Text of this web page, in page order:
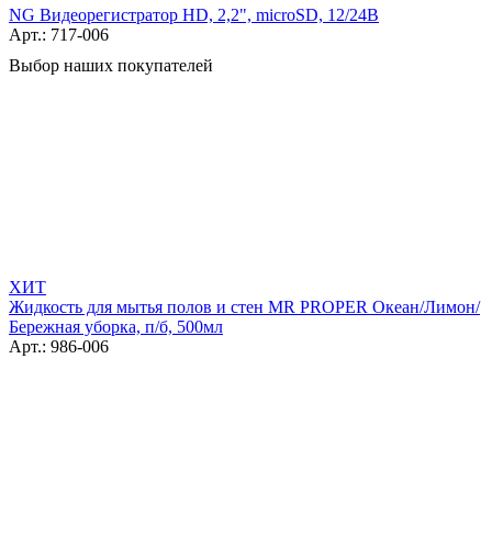
NG Видеорегистратор HD, 2,2", microSD, 12/24В
Арт.: 717-006
Выбор наших покупателей
ХИТ
Жидкость для мытья полов и стен MR PROPER Океан/Лимон/
Бережная уборка, п/б, 500мл
Арт.: 986-006